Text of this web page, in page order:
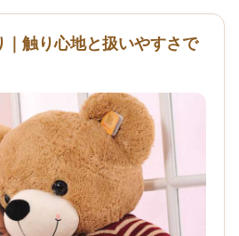
触り心地と扱いやすさで